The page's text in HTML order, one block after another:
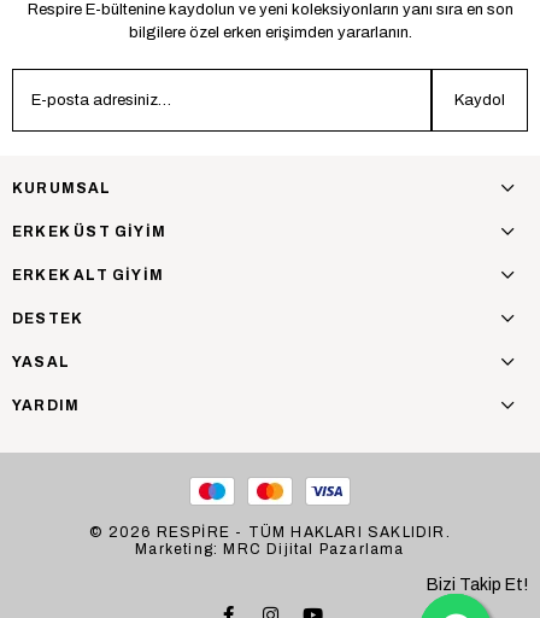
Respire E-bültenine kaydolun ve yeni koleksiyonların yanı sıra en son
bilgilere özel erken erişimden yararlanın.
Kaydol
KURUMSAL
ERKEK ÜST GİYİM
ERKEK ALT GİYİM
DESTEK
YASAL
YARDIM
© 2026 RESPİRE - TÜM HAKLARI SAKLIDIR.
Marketing: MRC Dijital Pazarlama
Bizi Takip Et!